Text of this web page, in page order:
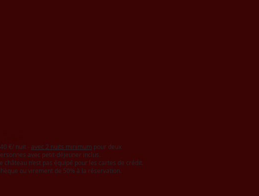
€/ nuit - avec 2 nuits minimum pour deux
avec petit-déjeuner inclus.
château n’est pas équipé pour les cartes de crédit.
ou virement de 50% à la réservation.